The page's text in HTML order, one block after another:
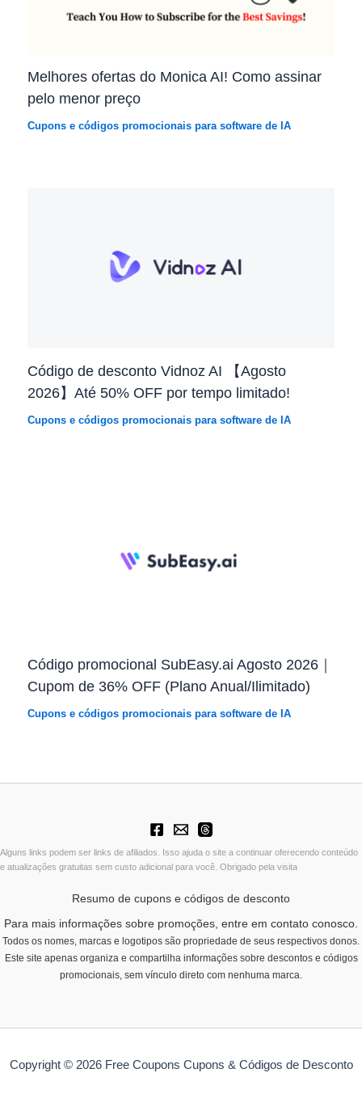
Melhores ofertas do Monica AI! Como assinar
pelo menor preço
Cupons e códigos promocionais para software de IA
Código de desconto Vidnoz AI 【Agosto
2026】Até 50% OFF por tempo limitado!
Cupons e códigos promocionais para software de IA
Código promocional SubEasy.ai Agosto 2026｜
Cupom de 36% OFF (Plano Anual/Ilimitado)
Cupons e códigos promocionais para software de IA
Alguns links podem ser links de afiliados. Isso ajuda o site a continuar oferecendo conteúdo
e atualizações gratuitas sem custo adicional para você. Obrigado pela visita
Resumo de cupons e códigos de desconto
Para mais informações sobre promoções, entre em contato conosco.
Todos os nomes, marcas e logotipos são propriedade de seus respectivos donos.
Este site apenas organiza e compartilha informações sobre descontos e códigos
promocionais, sem vínculo direto com nenhuma marca.
Copyright © 2026 Free Coupons Cupons & Códigos de Desconto